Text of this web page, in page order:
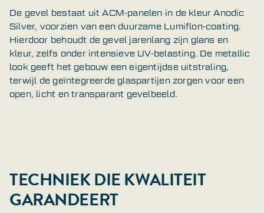
De gevel bestaat uit ACM-panelen in de kleur Anodic
Silver, voorzien van een duurzame Lumiflon-coating.
Hierdoor behoudt de gevel jarenlang zijn glans en
kleur, zelfs onder intensieve UV-belasting. De metallic
look geeft het gebouw een eigentijdse uitstraling,
terwijl de geïntegreerde glaspartijen zorgen voor een
open, licht en transparant gevelbeeld.
TECHNIEK DIE KWALITEIT
GARANDEERT